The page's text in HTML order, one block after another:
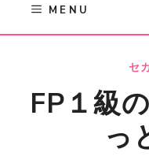
MENU
セ
FP１級
っ